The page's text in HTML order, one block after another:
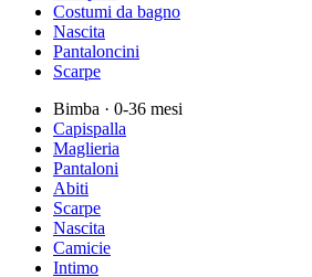
Costumi da bagno
Nascita
Pantaloncini
Scarpe
Bimba · 0-36 mesi
Capispalla
Maglieria
Pantaloni
Abiti
Scarpe
Nascita
Camicie
Intimo